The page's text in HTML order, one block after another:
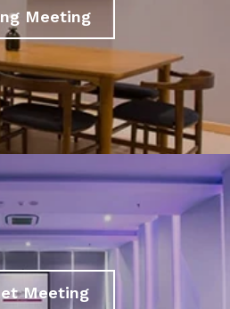
Meeting
Meeting